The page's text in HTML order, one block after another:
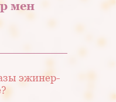
мен
эжинер-